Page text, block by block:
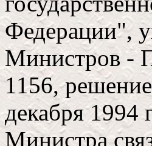
Федерации",
Министров -
1156,
декабря 1994
Министра